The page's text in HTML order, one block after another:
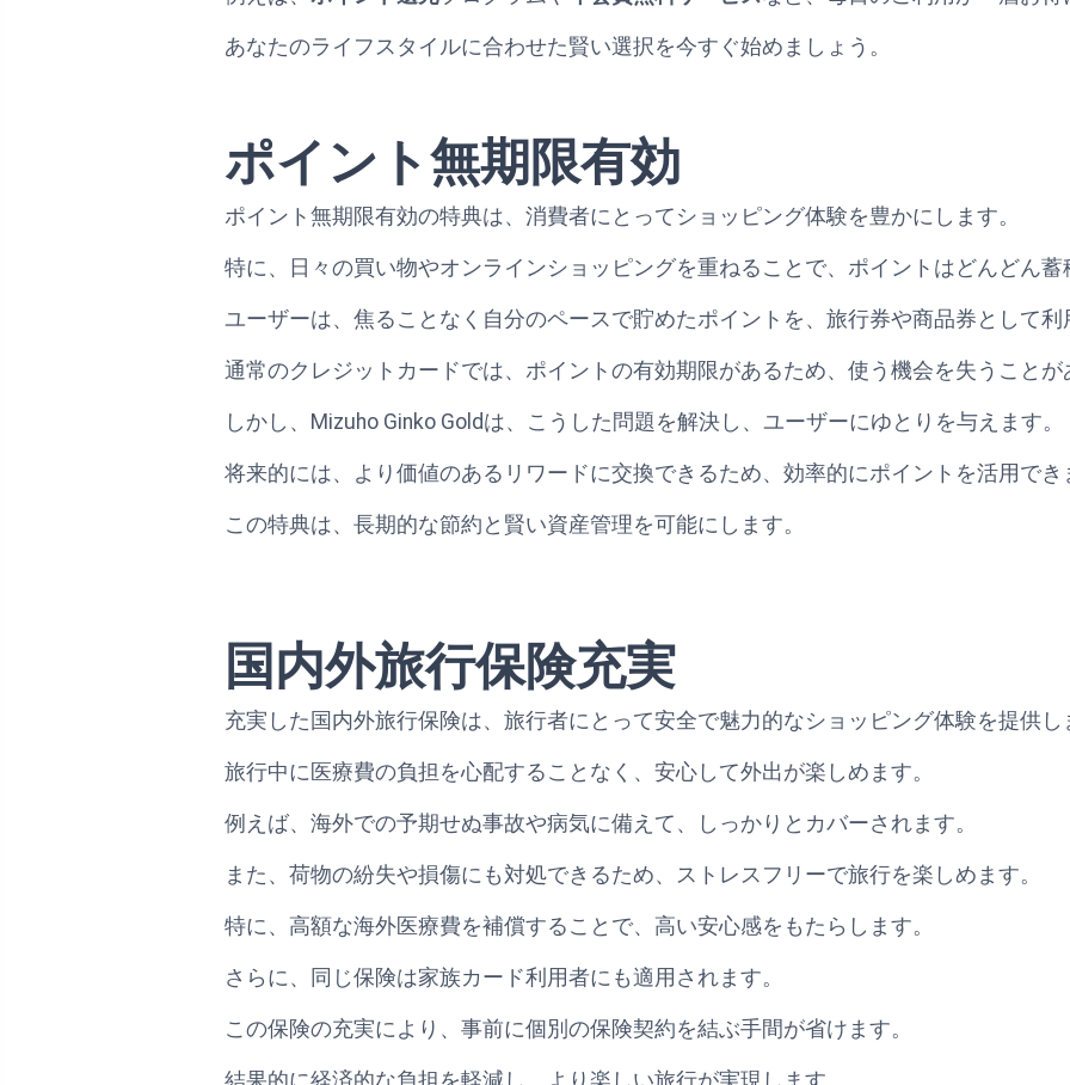
あなたのライフスタイルに合わせた賢い選択を今すぐ始めましょう。
ポイント無期限有効
ポイント無期限有効の特典は、消費者にとってショッピング体験を豊かにします。
特に、日々の買い物やオンラインショッピングを重ねることで、ポイントはどんどん蓄
ユーザーは、焦ることなく自分のペースで貯めたポイントを、旅行券や商品券として利
通常のクレジットカードでは、ポイントの有効期限があるため、使う機会を失うことが
しかし、Mizuho Ginko Goldは、こうした問題を解決し、ユーザーにゆとりを与えます。
将来的には、より価値のあるリワードに交換できるため、効率的にポイントを活用でき
この特典は、長期的な節約と賢い資産管理を可能にします。
国内外旅行保険充実
充実した国内外旅行保険は、旅行者にとって安全で魅力的なショッピング体験を提供し
旅行中に医療費の負担を心配することなく、安心して外出が楽しめます。
例えば、海外での予期せぬ事故や病気に備えて、しっかりとカバーされます。
また、荷物の紛失や損傷にも対処できるため、ストレスフリーで旅行を楽しめます。
特に、高額な海外医療費を補償することで、高い安心感をもたらします。
さらに、同じ保険は家族カード利用者にも適用されます。
この保険の充実により、事前に個別の保険契約を結ぶ手間が省けます。
結果的に経済的な負担を軽減し、より楽しい旅行が実現します。